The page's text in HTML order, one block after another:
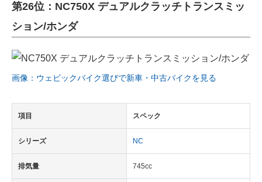
第26位：NC750X デュアルクラッチトランスミッ
ション/ホンダ
画像：ウェビックバイク選びで新車・中古バイクを見る
項目 スペック
シリーズ NC
排気量 745cc